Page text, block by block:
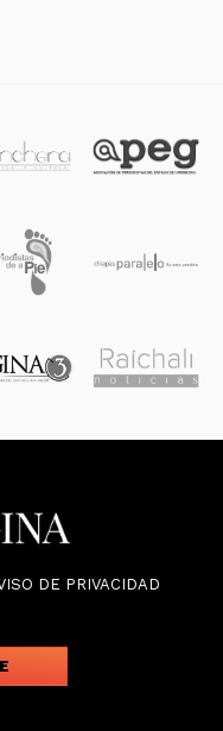
DE PRIVACIDAD